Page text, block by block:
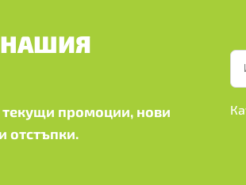
НАШИЯ
промоции, нови
отстъпки.